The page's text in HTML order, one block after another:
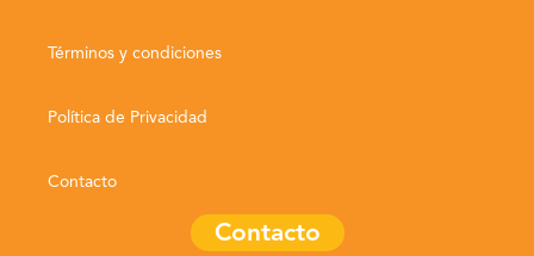
Términos y condiciones
Política de Privacidad
Contacto
Contacto